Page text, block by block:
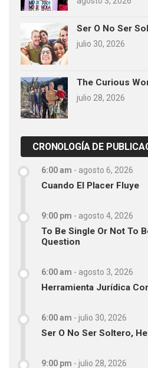
Ser O No Ser
julio 30, 2026
The Curious
julio 28, 2026
CRONOLOGÍA DE
6:00 am - agosto 6, 2026
Cuando El Placer Fluye
9:00 pm - agosto 4, 2026
To Be Single Or Not To
Question
6:00 am - agosto 3, 2026
Herramienta Jurídica
6:00 am - julio 30, 2026
Ser O No Ser Soltero,
9:00 pm - julio 28, 2026